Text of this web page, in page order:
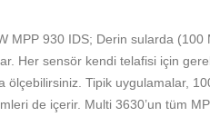
MPP 930 IDS; Derin sularda (100
Her sensör kendi telafisi için
ölçebilirsiniz. Tipik uygulamalar,
de içerir. Multi 3630’un tüm